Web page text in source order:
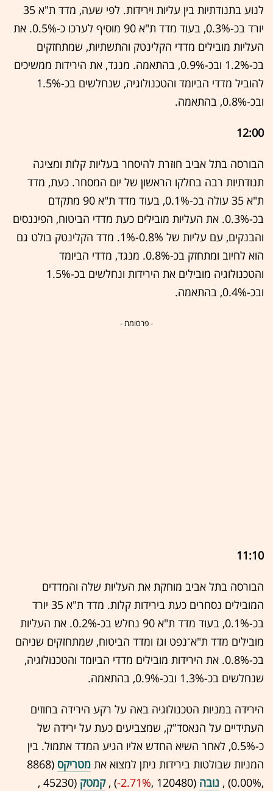
לנוע בתנודתיות בין עליות וירידות. לפי שעה, מדד ת"א 35
יורד בכ-0.3%, בעוד מדד ת"א 90 מוסיף לערכו כ-0.5%. את
העליות מובילים מדדי הקלינטק והתשתיות, שמתחזקים
בכ-1.2% ובכ-0.9%, בהתאמה. מנגד, את הירידות ממשיכים
להוביל מדדי הביומד והטכנולוגיה, שנחלשים בכ-1.5%
ובכ-0.8%, בהתאמה.
12:00
הבורסה בתל אביב חוזרת להיסחר בעליות קלות ומציגה
תנודתיות רבה בחלקו הראשון של יום המסחר. כעת, מדד
ת"א 35 עולה בכ-0.1%, בעוד מדד ת"א 90 מתקדם
בכ-0.3%. את העליות מובילים כעת מדדי הביטוח, הפיננסים
והבנקים, עם עליות של 0.8%-1%. מדד הקלינטק בולט גם
הוא לחיוב ומתחזק בכ-0.8%. מנגד, מדדי הביומד
והטכנולוגיה מובילים את הירידות ונחלשים בכ-1.5%
ובכ-0.4%, בהתאמה.
- פרסומת -
11:10
הבורסה בתל אביב מוחקת את העליות שלה והמדדים
המובילים נסחרים כעת בירידות קלות. מדד ת"א 35 יורד
בכ-0.1%, בעוד מדד ת"א 90 נחלש בכ-0.2%. את העליות
מובילים מדד ת"א־נפט וגז ומדד הביטוח, שמתחזקים שניהם
בכ-0.8%. את הירידות מובילים מדדי הביומד והטכנולוגיה,
שנחלשים בכ-1.3% ובכ-0.9%, בהתאמה.
הירידה במניות הטכנולוגיה באה על רקע הירידה בחוזים
העתידיים על הנאסד"ק, שמצביעים כעת על ירידה של
כ-0.5%, לאחר השיא החדש אליו הגיע המדד אתמול. בין
המניות שבולטות בירידות ניתן למצוא את מטריקס (8868
,‎
0.00%
‏) , נובה (120480 ,‎
-2.71%
‏) ,קמטק (45230 ,‎